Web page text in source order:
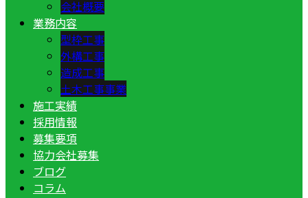
会社概要
業務内容
型枠工事
外構工事
造成工事
土木工事事業
施工実績
採用情報
募集要項
協力会社募集
ブログ
コラム